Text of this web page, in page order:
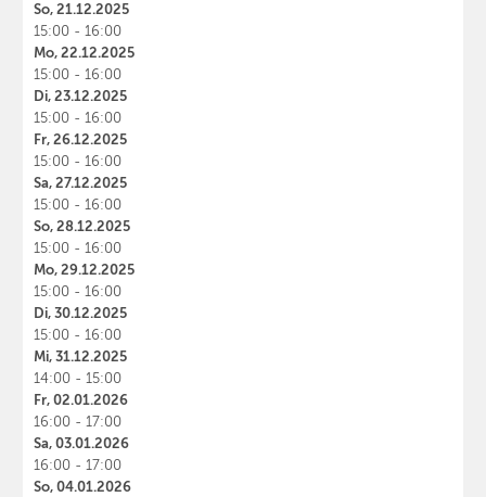
So, 21.12.2025
15:00 - 16:00
Mo, 22.12.2025
15:00 - 16:00
Di, 23.12.2025
15:00 - 16:00
Fr, 26.12.2025
15:00 - 16:00
Sa, 27.12.2025
15:00 - 16:00
So, 28.12.2025
15:00 - 16:00
Mo, 29.12.2025
15:00 - 16:00
Di, 30.12.2025
15:00 - 16:00
Mi, 31.12.2025
14:00 - 15:00
Fr, 02.01.2026
16:00 - 17:00
Sa, 03.01.2026
16:00 - 17:00
So, 04.01.2026